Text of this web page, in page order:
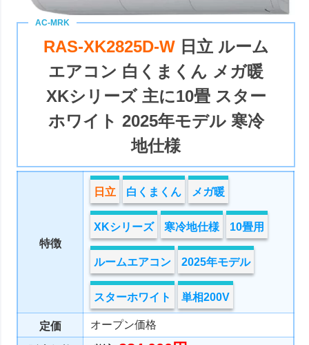
RAS-XK2825D-W 日立 ルーム
エアコン 白くまくん メガ暖
XKシリーズ 主に10畳 スター
ホワイト 2025年モデル 寒冷
地仕様
特徴
日立 白くまくん メガ暖
XKシリーズ 寒冷地仕様 10畳用
ルームエアコン 2025年モデル
スターホワイト 単相200V
定価 オープン価格